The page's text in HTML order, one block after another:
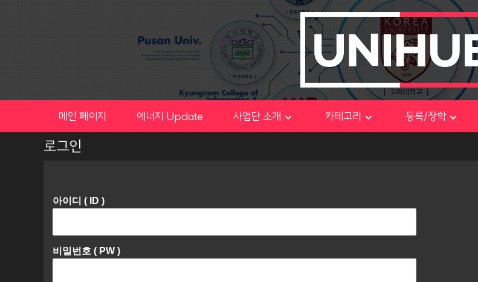
메인 페이지 에너지 Update 사업단 소개 카테고리 등록/장학
로그인
아이디 ( ID )
비밀번호 ( PW )